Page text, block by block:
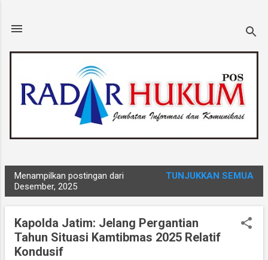
o
Menampilkan postingan dari
Desember, 2025
TUNJUKKAN SEMUA
Kapolda Jatim: Jelang Pergantian
Tahun Situasi Kamtibmas 2025 Relatif
Kondusif